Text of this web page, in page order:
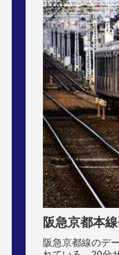
阪急京都本
阪急京都線のデ